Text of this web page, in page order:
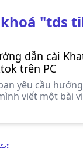
"tds
dẫn cài
trên PC
yêu cầu
viết một bài
trình cài đặt